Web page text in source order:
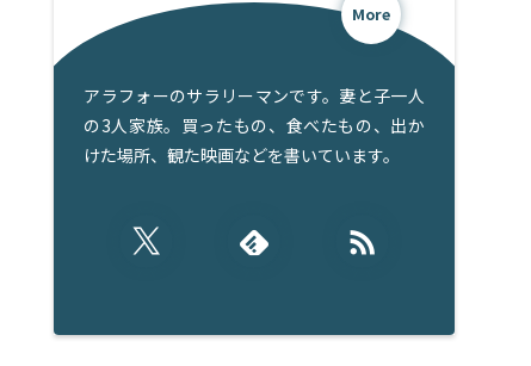
More
アラフォーのサラリーマンです。妻と子一人
の3人家族。買ったもの、食べたもの、出か
けた場所、観た映画などを書いています。